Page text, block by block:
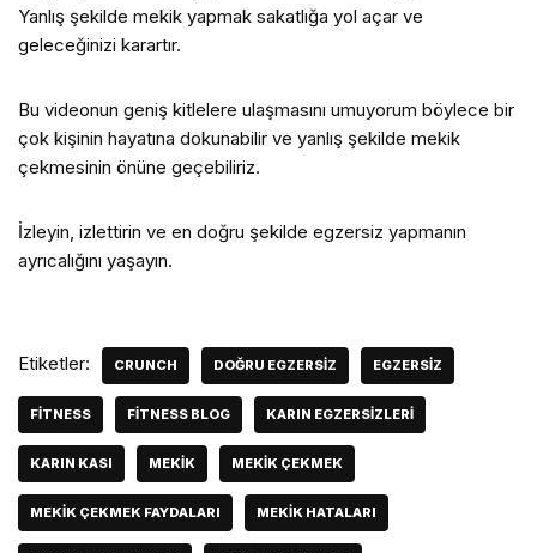
Yanlış şekilde mekik yapmak sakatlığa yol açar ve
geleceğinizi karartır.
Bu videonun geniş kitlelere ulaşmasını umuyorum böylece bir
çok kişinin hayatına dokunabilir ve yanlış şekilde mekik
çekmesinin önüne geçebiliriz.
İzleyin, izlettirin ve en doğru şekilde egzersiz yapmanın
ayrıcalığını yaşayın.
Etiketler: CRUNCH DOĞRU EGZERSIZ EGZERSIZ
FITNESS FITNESS BLOG KARIN EGZERSIZLERI
KARIN KASI MEKIK MEKIK ÇEKMEK
MEKIK ÇEKMEK FAYDALARI MEKIK HATALARI